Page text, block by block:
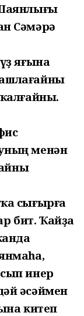
Сәмәрә
яғына
менән
сығырға
бит. Ҡайҙа
инер
әсәймен
китеп